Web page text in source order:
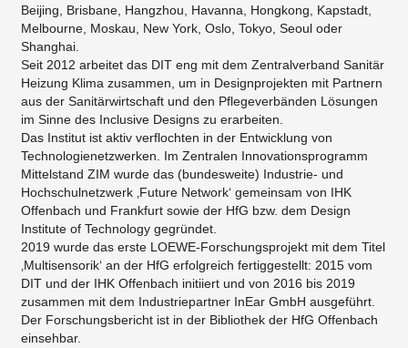
Beijing, Brisbane, Hangzhou, Havanna, Hongkong, Kapstadt,
Melbourne, Moskau, New York, Oslo, Tokyo, Seoul oder
Shanghai.
Seit 2012 arbeitet das DIT eng mit dem Zentralverband Sanitär
Heizung Klima zusammen, um in Designprojekten mit Partnern
aus der Sanitärwirtschaft und den Pflegeverbänden Lösungen
im Sinne des Inclusive Designs zu erarbeiten.
Das Institut ist aktiv verflochten in der Entwicklung von
Technologienetzwerken. Im Zentralen Innovationsprogramm
Mittelstand ZIM wurde das (bundesweite) Industrie- und
Hochschulnetzwerk ‚Future Network‘ gemeinsam von IHK
Offenbach und Frankfurt sowie der HfG bzw. dem Design
Institute of Technology gegründet.
2019 wurde das erste LOEWE-Forschungsprojekt mit dem Titel
‚Multisensorik‘ an der HfG erfolgreich fertiggestellt: 2015 vom
DIT und der IHK Offenbach initiiert und von 2016 bis 2019
zusammen mit dem Industriepartner InEar GmbH ausgeführt.
Der Forschungsbericht ist in der Bibliothek der HfG Offenbach
einsehbar.